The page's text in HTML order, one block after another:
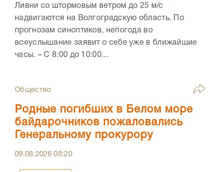
Ливни со штормовым ветром до 25 м/с
надвигаются на Волгоградскую область. По
прогнозам синоптиков, непогода во
всеуслышание заявит о себе уже в ближайшие
часы. – С 8:00 до 10:00...
Общество
Родные погибших в Белом море
байдарочников пожаловались
Генеральному прокурору
09.08.202608:20